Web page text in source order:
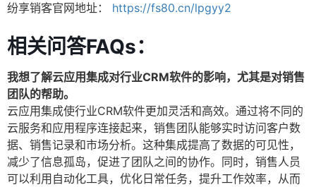
纷享销客官网地址： https://fs80.cn/lpgyy2
相关问答FAQs：
我想了解云应用集成对行业CRM软件的影响，尤其是对销售
团队的帮助。
云应用集成使行业CRM软件更加灵活和高效。通过将不同的
云服务和应用程序连接起来，销售团队能够实时访问客户数
据、销售记录和市场分析。这种集成提高了数据的可见性，
减少了信息孤岛，促进了团队之间的协作。同时，销售人员
可以利用自动化工具，优化日常任务，提升工作效率，从而